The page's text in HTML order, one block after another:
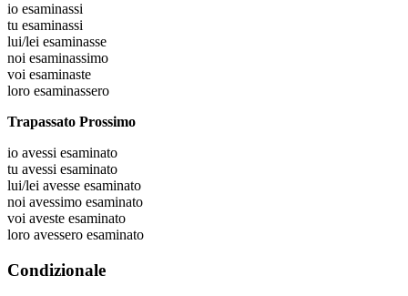
io esaminassi
tu esaminassi
lui/lei esaminasse
noi esaminassimo
voi esaminaste
loro esaminassero
Trapassato Prossimo
io avessi esaminato
tu avessi esaminato
lui/lei avesse esaminato
noi avessimo esaminato
voi aveste esaminato
loro avessero esaminato
Condizionale